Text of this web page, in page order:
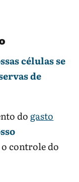
células se
de
do gasto
o controle do